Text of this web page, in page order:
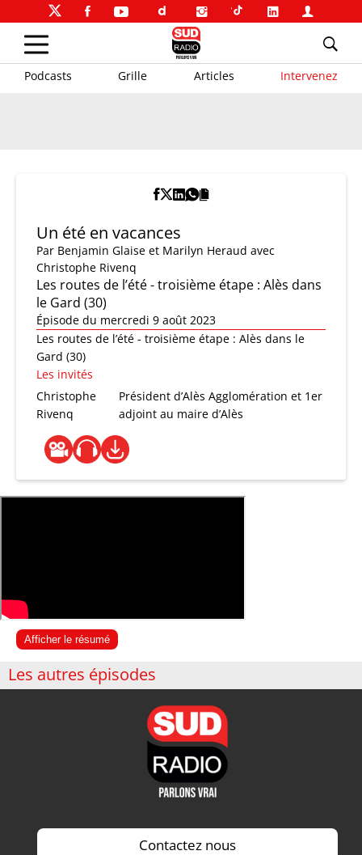
Podcasts Grille Articles Intervenez
Un été en vacances
Par Benjamin Glaise et Marilyn Heraud avec
Christophe Rivenq
Les routes de l’été - troisième étape : Alès dans
le Gard (30)
Épisode du mercredi 9 août 2023
Les routes de l’été - troisième étape : Alès dans le
Gard (30)
Les invités
Christophe
Rivenq
Président d’Alès Agglomération et 1er
adjoint au maire d’Alès
Afficher le résumé
Les autres épisodes
Contactez nous